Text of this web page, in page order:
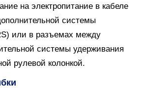
на электропитание в кабеле
системы
или в разъемах между
системы удерживания
рулевой колонкой.